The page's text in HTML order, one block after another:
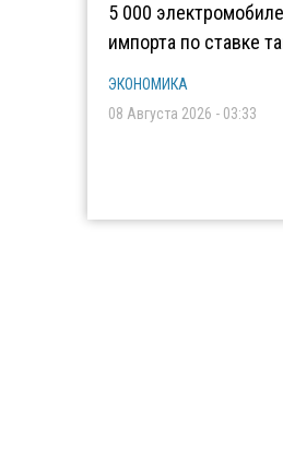
5 000
импорта по ставке
ЭКОНОМИКА
08 Августа 2026 - 03:33